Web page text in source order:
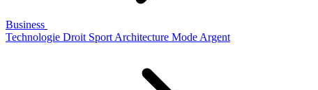
Business
Technologie Droit Sport Architecture Mode Argent